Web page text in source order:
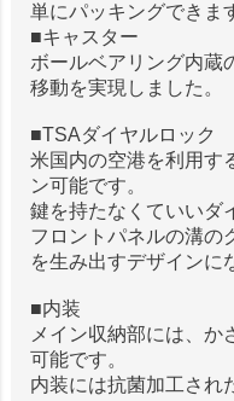
単にパッキングできま
■キャスター
ボールベアリング内蔵
移動を実現しました。
■TSAダイヤルロック
米国内の空港を利用す
ン可能です。
鍵を持たなくていいダ
フロントパネルの溝の
を生み出すデザインに
■内装
メイン収納部には、か
可能です。
内装には抗菌加工され